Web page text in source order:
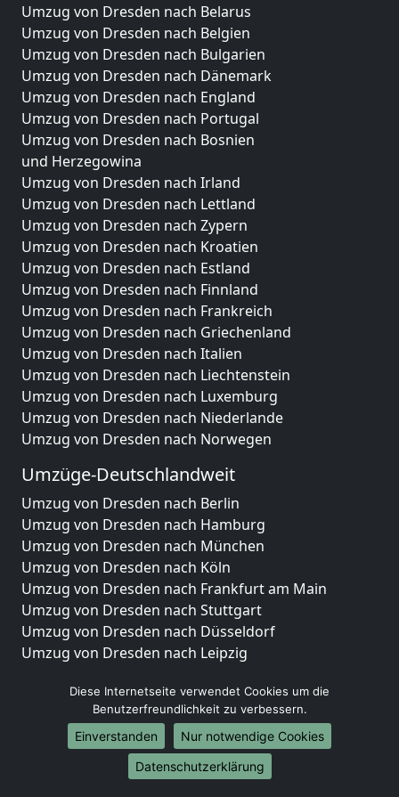
Umzug von Dresden nach Belarus
Umzug von Dresden nach Belgien
Umzug von Dresden nach Bulgarien
Umzug von Dresden nach Dänemark
Umzug von Dresden nach England
Umzug von Dresden nach Portugal
Umzug von Dresden nach Bosnien
und Herzegowina
Umzug von Dresden nach Irland
Umzug von Dresden nach Lettland
Umzug von Dresden nach Zypern
Umzug von Dresden nach Kroatien
Umzug von Dresden nach Estland
Umzug von Dresden nach Finnland
Umzug von Dresden nach Frankreich
Umzug von Dresden nach Griechenland
Umzug von Dresden nach Italien
Umzug von Dresden nach Liechtenstein
Umzug von Dresden nach Luxemburg
Umzug von Dresden nach Niederlande
Umzug von Dresden nach Norwegen
Umzüge-Deutschlandweit
Umzug von Dresden nach Berlin
Umzug von Dresden nach Hamburg
Umzug von Dresden nach München
Umzug von Dresden nach Köln
Umzug von Dresden nach Frankfurt am Main
Umzug von Dresden nach Stuttgart
Umzug von Dresden nach Düsseldorf
Umzug von Dresden nach Leipzig
Umzug von Dresden nach Essen
Umzug von Dresden nach Bremen
Umzug von Dresden nach Dresden
Umzug von Dresden nach Hannover
Umzug von Dresden nach Nürnberg
Diese Internetseite verwendet Cookies um die
Benutzerfreundlichkeit zu verbessern.
Einverstanden
Nur notwendige Cookies
Datenschutzerklärung